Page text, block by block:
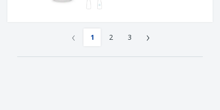
‹ 1 2 3 ›